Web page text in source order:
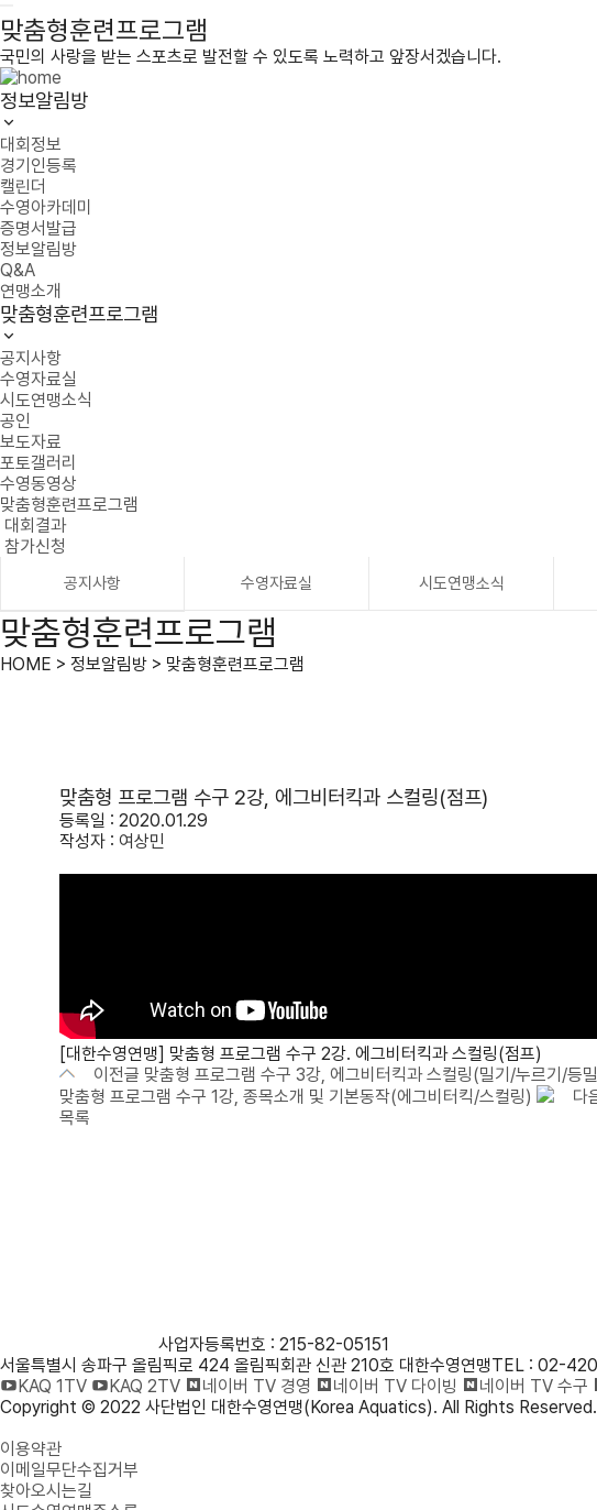
맞춤형훈련프로그램
국민의 사랑을 받는 스포츠로 발전할 수 있도록 노력하고 앞장서겠습니다.
정보알림방
대회정보
경기인등록
캘린더
수영아카데미
증명서발급
정보알림방
Q&A
연맹소개
맞춤형훈련프로그램
공지사항
수영자료실
시도연맹소식
공인
보도자료
포토갤러리
수영동영상
맞춤형훈련프로그램
대회결과
참가신청
공지사항 수영자료실 시도연맹소식
맞춤형훈련프로그램
HOME > 정보알림방 > 맞춤형훈련프로그램
맞춤형 프로그램 수구 2강, 에그비터킥과 스컬링(점프)
등록일 : 2020.01.29
작성자 : 여상민
[대한수영연맹] 맞춤형 프로그램 수구 2강. 에그비터킥과 스컬링(점프)
이전글 맞춤형 프로그램 수구 3강, 에그비터킥과 스컬링(밀기/누르기/등
맞춤형 프로그램 수구 1강, 종목소개 및 기본동작(에그비터킥/스컬링)
다
목록
사업자등록번호 : 215-82-05151
서울특별시 송파구 올림픽로 424 올림픽회관 신관 210호 대한수영연맹TEL : 02-
KAQ 1TV
KAQ 2TV 네이버 TV 경영 네이버 TV 다이빙 네이버 TV 수구
Copyright © 2022 사단법인 대한수영연맹(Korea Aquatics). All Rights Reserved.
이용약관
이메일무단수집거부
찾아오시는길